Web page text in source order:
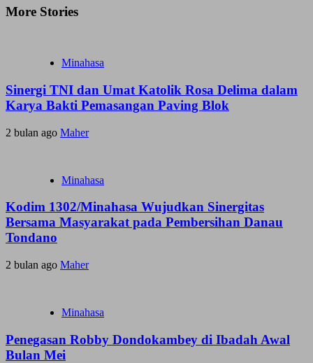
More Stories
Minahasa
Sinergi TNI dan Umat Katolik Rosa Delima dalam
Karya Bakti Pemasangan Paving Blok
2 bulan ago Maher
Minahasa
Kodim 1302/Minahasa Wujudkan Sinergitas
Bersama Masyarakat pada Pembersihan Danau
Tondano
2 bulan ago Maher
Minahasa
Penegasan Robby Dondokambey di Ibadah Awal
Bulan Mei